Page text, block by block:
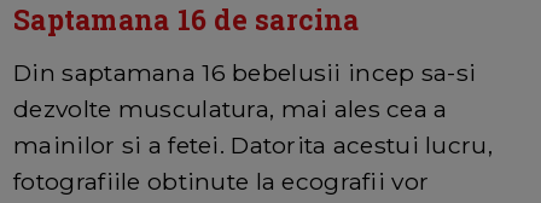
Saptamana 16 de sarcina
Din saptamana 16 bebelusii incep sa-si
dezvolte musculatura, mai ales cea a
mainilor si a fetei. Datorita acestui lucru,
fotografiile obtinute la ecografii vor